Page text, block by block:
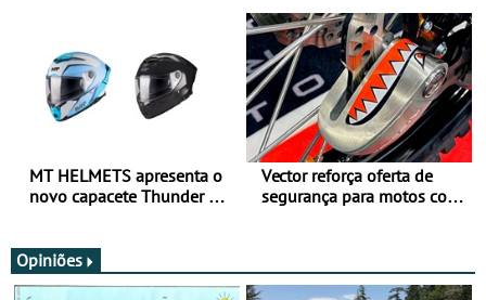
verão
MT HELMETS apresenta o
novo capacete Thunder 4 R
Vector reforça oferta de
segurança para motos com
Opiniões